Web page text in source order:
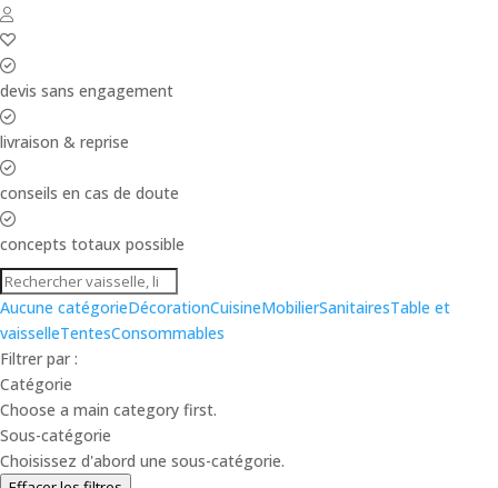
devis sans engagement
livraison & reprise
conseils en cas de doute
concepts totaux possible
Aucune catégorieDécorationCuisineMobilierSanitairesTable et
vaisselleTentesConsommables
Filtrer par :
Catégorie
Choose a main category first.
Sous-catégorie
Choisissez d'abord une sous-catégorie.